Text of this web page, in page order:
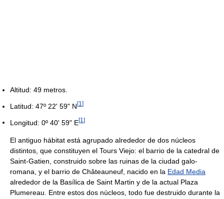
Altitud: 49 metros.
Latitud: 47º 22' 59" N[1 ]
Longitud: 0º 40' 59" E[1 ]
El antiguo hábitat está agrupado alrededor de dos núcleos
distintos, que constituyen el Tours Viejo: el barrio de la catedral de
Saint-Gatien, construido sobre las ruinas de la ciudad galo-
romana, y el barrio de Châteauneuf, nacido en la Edad Media
alrededor de la Basílica de Saint Martin y de la actual Plaza
Plumereau. Entre estos dos núcleos, todo fue destruido durante la